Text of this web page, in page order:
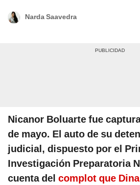
Narda Saavedra
Nicanor Boluarte fue
de mayo. El auto de su
judicial, dispuesto por el
Investigación Preparatoria
cuenta del complot que